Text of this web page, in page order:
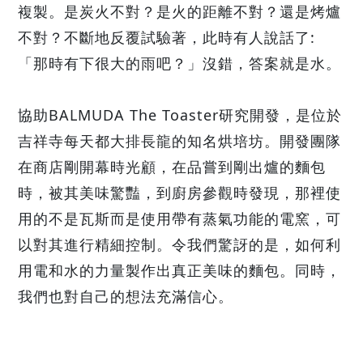
複製。是炭火不對？是火的距離不對？還是烤爐
不對？不斷地反覆試驗著，此時有人說話了:
「那時有下很大的雨吧？」沒錯，答案就是水。
協助BALMUDA The Toaster研究開發，是位於
吉祥寺每天都大排長龍的知名烘培坊。開發團隊
在商店剛開幕時光顧，在品嘗到剛出爐的麵包
時，被其美味驚豔，到廚房參觀時發現，那裡使
用的不是瓦斯而是使用帶有蒸氣功能的電窯，可
以對其進行精細控制。令我們驚訝的是，如何利
用電和水的力量製作出真正美味的麵包。同時，
我們也對自己的想法充滿信心。